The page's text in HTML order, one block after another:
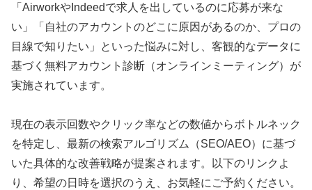
「AirworkやIndeedで求人を出しているのに応募が来な
い」「自社のアカウントのどこに原因があるのか、プロの
目線で知りたい」といった悩みに対し、客観的なデータに
基づく無料アカウント診断（オンラインミーティング）が
実施されています。
現在の表示回数やクリック率などの数値からボトルネック
を特定し、最新の検索アルゴリズム（SEO/AEO）に基づ
いた具体的な改善戦略が提案されます。以下のリンクよ
り、希望の日時を選択のうえ、お気軽にご予約ください。